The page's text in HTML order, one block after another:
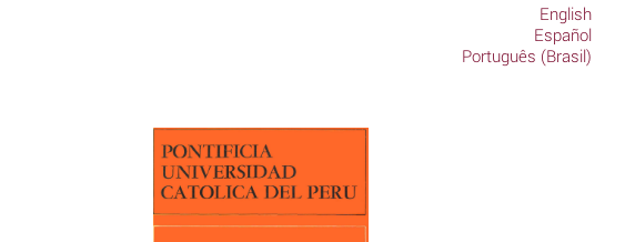
English
Español
Português (Brasil)